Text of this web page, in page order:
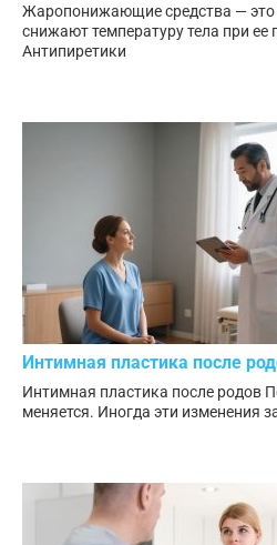
Жаропонижающие средства — это
снижают температуру тела при
Антипиретики
Интимная пластика после
Интимная пластика после родов
меняется. Иногда эти изменения